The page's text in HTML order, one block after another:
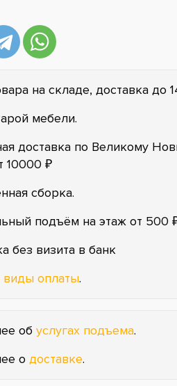
на складе, доставка до
мебели.
доставка по Великому
10000 ₽
сборка.
подъём на этаж от 500
без визита в банк
оплаты.
об услугах подъема.
о доставке.